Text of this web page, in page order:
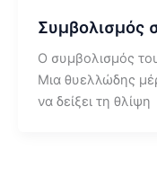
Συμβολισμός
Ο συμβολισμός
Μια θυελλώδης
να δείξει τη θλίψη